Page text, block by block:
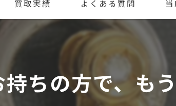
買取実績 よくある質問
腕
ちの方で、も